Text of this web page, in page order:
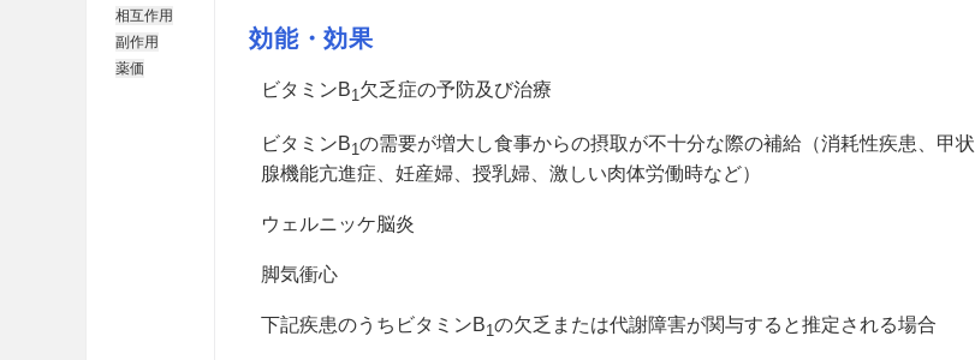
相互作用
副作用
薬価
効能・効果
ビタミンB1欠乏症の予防及び治療
ビタミンB1の需要が増大し食事からの摂取が不十分な際の補給（消耗性疾患、甲状
腺機能亢進症、妊産婦、授乳婦、激しい肉体労働時など）
ウェルニッケ脳炎
脚気衝心
下記疾患のうちビタミンB1の欠乏または代謝障害が関与すると推定される場合